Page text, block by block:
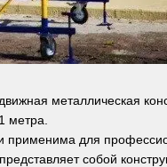
металлическая
метра.
применима для
собой